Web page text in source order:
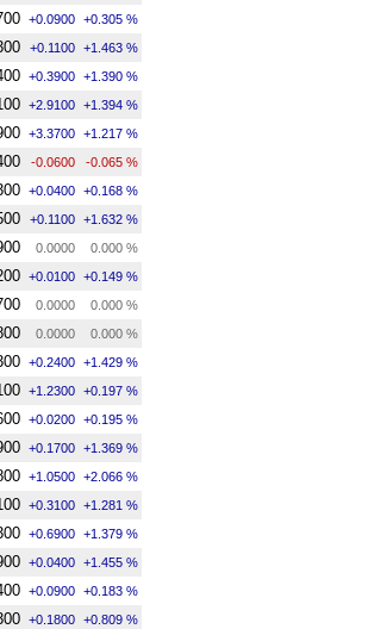
+0.0900 +0.305 %
+0.1100 +1.463 %
+0.3900 +1.390 %
+2.9100 +1.394 %
+3.3700 +1.217 %
-0.0600 -0.065 %
+0.0400 +0.168 %
+0.1100 +1.632 %
0.0000 0.000 %
+0.0100 +0.149 %
0.0000 0.000 %
0.0000 0.000 %
+0.2400 +1.429 %
+1.2300 +0.197 %
+0.0200 +0.195 %
+0.1700 +1.369 %
+1.0500 +2.066 %
+0.3100 +1.281 %
+0.6900 +1.379 %
+0.0400 +1.455 %
+0.0900 +0.183 %
+0.1800 +0.809 %